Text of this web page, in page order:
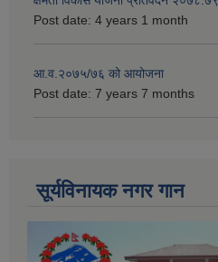
Post date: 4 years 1 month
आ.व.२०७५/७६ को आयोजना
Post date: 7 years 7 months
सूर्यविनायक नगर गान